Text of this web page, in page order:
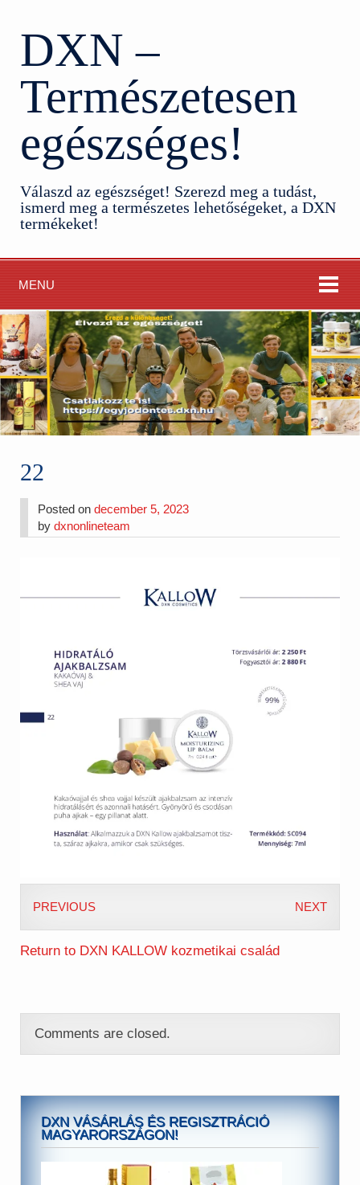
DXN –
Természetesen
egészséges!
Válaszd az egészséget! Szerezd meg a tudást,
ismerd meg a természetes lehetőségeket, a DXN
termékeket!
MENU
22
Posted ondecember 5, 2023
bydxnonlineteam
PREVIOUS NEXT
Return to DXN KALLOW kozmetikai család
Comments are closed.
DXN VÁSÁRLÁS ÉS REGISZTRÁCIÓ
MAGYARORSZÁGON!